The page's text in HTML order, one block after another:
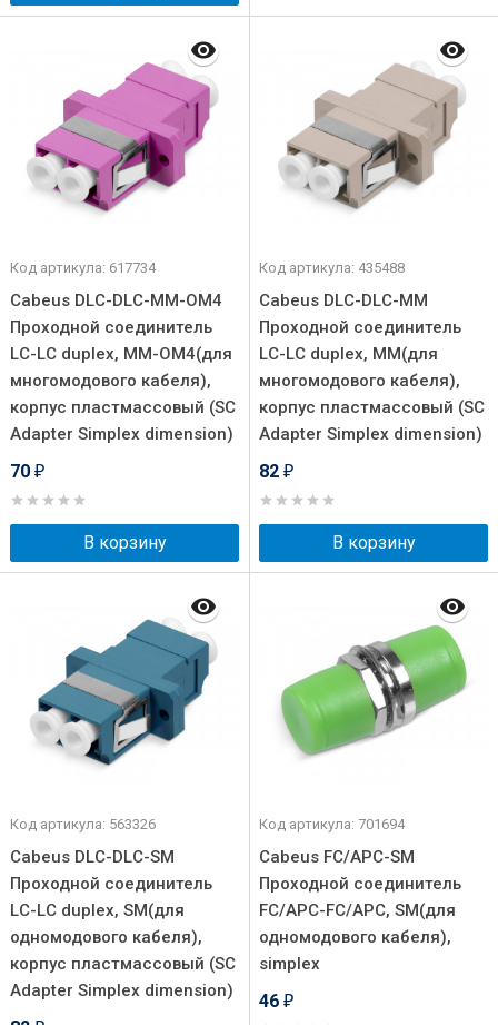
Код артикула: 617734
Cabeus DLC-DLC-MM-OM4
Проходной соединитель
LC-LC duplex, MM-OM4(для
многомодового кабеля),
корпус пластмассовый (SC
Adapter Simplex dimension)
70 ₽
В корзину
Код артикула: 435488
Cabeus DLC-DLC-MM
Проходной соединитель
LC-LC duplex, MM(для
многомодового кабеля),
корпус пластмассовый (SC
Adapter Simplex dimension)
82 ₽
В корзину
Код артикула: 563326
Cabeus DLC-DLC-SM
Проходной соединитель
LC-LC duplex, SM(для
одномодового кабеля),
корпус пластмассовый (SC
Adapter Simplex dimension)
Код артикула: 701694
Cabeus FC/APC-SM
Проходной соединитель
FC/APC-FC/APC, SM(для
одномодового кабеля),
simplex
46 ₽